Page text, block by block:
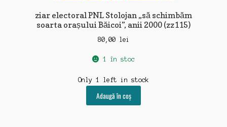
ziar electoral PNL Stolojan „să schimbăm
soarta orașului Băicoi”, anii 2000 (zz115)
80,00 lei
1 în stoc
Only 1 left in stock
Adaugă în coș